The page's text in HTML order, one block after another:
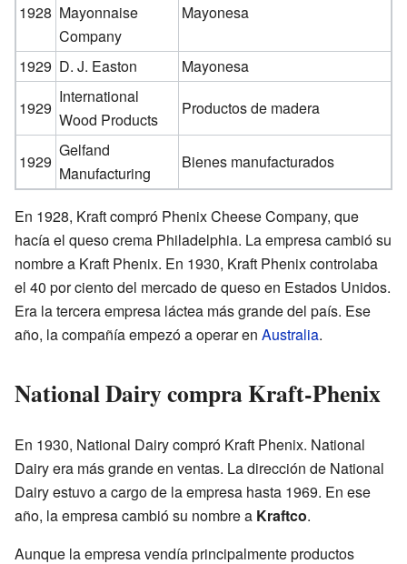
1928 Mayonnaise
Company
Mayonesa
1929 D. J. Easton
Mayonesa
1929
International
Wood Products
Productos de madera
1929
Gelfand
Manufacturing
Bienes manufacturados
En 1928, Kraft compró Phenix Cheese Company, que
hacía el queso crema Philadelphia. La empresa cambió su
nombre a Kraft Phenix. En 1930, Kraft Phenix controlaba
el 40 por ciento del mercado de queso en Estados Unidos.
Era la tercera empresa láctea más grande del país. Ese
año, la compañía empezó a operar en Australia.
National Dairy compra Kraft-Phenix
En 1930, National Dairy compró Kraft Phenix. National
Dairy era más grande en ventas. La dirección de National
Dairy estuvo a cargo de la empresa hasta 1969. En ese
año, la empresa cambió su nombre a Kraftco.
Aunque la empresa vendía principalmente productos